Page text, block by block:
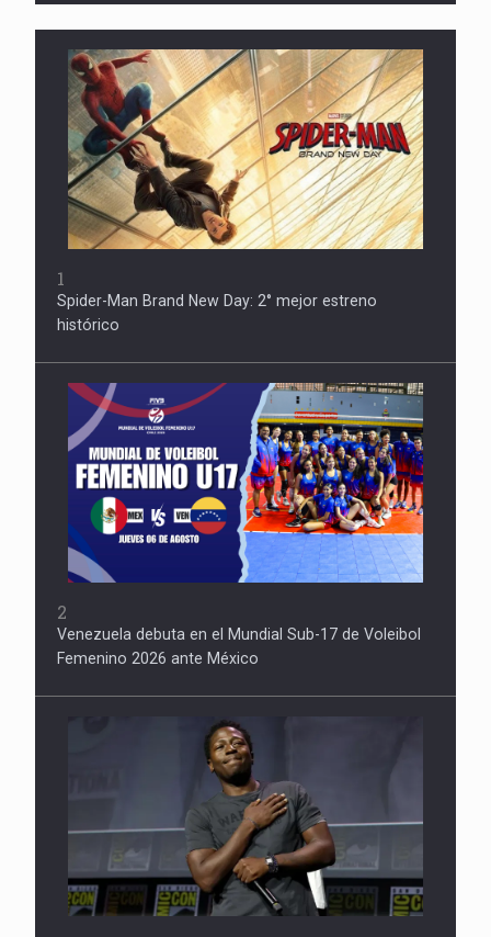
1
Spider-Man Brand New Day: 2° mejor estreno
histórico
2
Venezuela debuta en el Mundial Sub-17 de Voleibol
Femenino 2026 ante México